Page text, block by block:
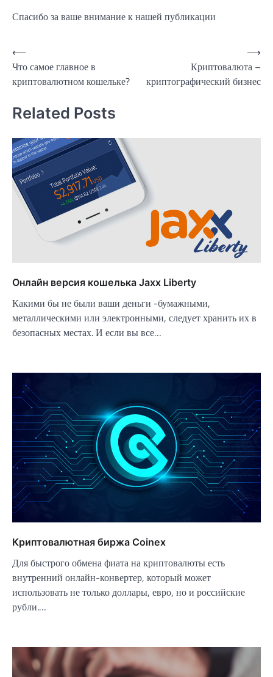
Спасибо за ваше внимание к нашей публикации
Навигация
по
записям
⟵
Что самое главное в
криптовалютном кошельке?
Криптовалюта –
криптографический бизнес
⟶
Related Posts
Онлайн версия кошелька Jaxx Liberty
Какими бы не были ваши деньги -бумажными,
металлическими или электронными, следует хранить их в
безопасных местах. И если вы все…
Криптовалютная биржа Coinex
Для быстрого обмена фиата на криптовалюты есть
внутренний онлайн-конвертер, который может
использовать не только доллары, евро, но и российские
рубли.…